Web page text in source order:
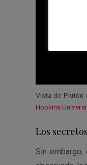
Vista de Plutón
Hopkins
Los
Sin